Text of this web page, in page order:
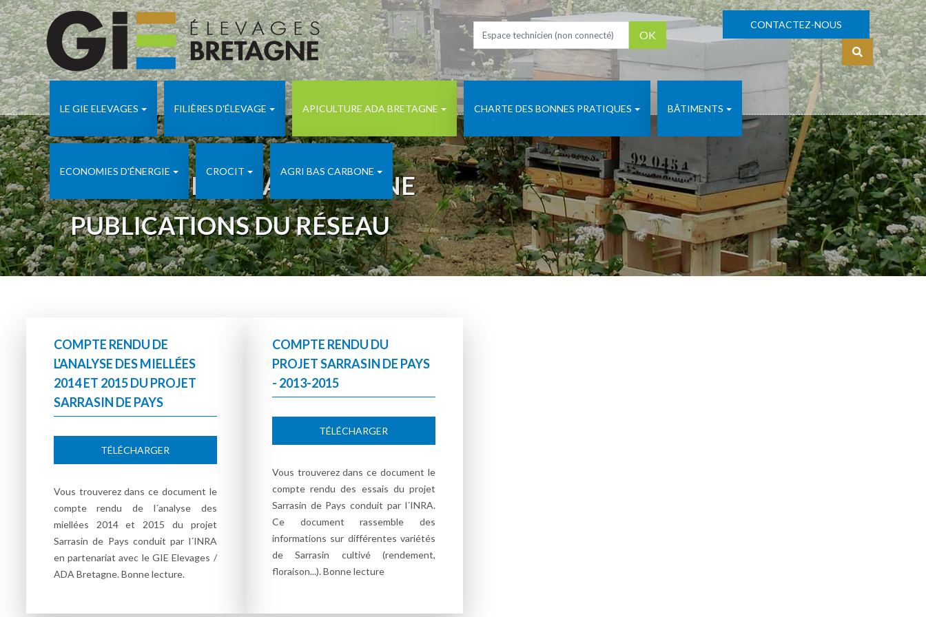
OK
CONTACTEZ-NOUS
S'identifier
LE GIE ELEVAGES FILIÈRES D'ÉLEVAGE APICULTURE ADA BRETAGNE CHARTE DES BONNES PRATIQUES BÂTIMENTS
ECONOMIES D'ÉNERGIE CROCIT AGRI BAS CARBONE
APICULTURE ADA BRETAGNE
PUBLICATIONS DU RÉSEAU
COMPTE RENDU DE
L'ANALYSE DES MIELLÉES
2014 ET 2015 DU PROJET
SARRASIN DE PAYS
TÉLÉCHARGER
Vous trouverez dans ce document le
compte rendu de l´analyse des
miellées 2014 et 2015 du projet
Sarrasin de Pays conduit par l´INRA
en partenariat avec le GIE Elevages /
ADA Bretagne. Bonne lecture.
COMPTE RENDU DU
PROJET SARRASIN DE PAYS
- 2013-2015
TÉLÉCHARGER
Vous trouverez dans ce document le
compte rendu des essais du projet
Sarrasin de Pays conduit par l´INRA.
Ce document rassemble des
informations sur différentes variétés
de Sarrasin cultivé (rendement,
floraison...). Bonne lecture